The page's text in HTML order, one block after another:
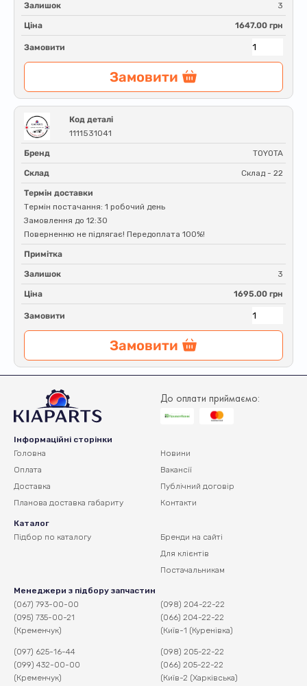
Залишок 3
Ціна 1647.00 грн
Замовити
Замовити
Код деталі
1111531041
Бренд TOYOTA
Склад Склад - 22
Термін доставки
Термін постачання: 1 робочий день
Замовлення до 12:30
Поверненню не підлягає! Передоплата 100%!
Примітка
Залишок 3
Ціна 1695.00 грн
Замовити
Замовити
До оплати приймаємо:
Інформаційні сторінки
Головна
Оплата
Доставка
Планова доставка габариту
Новини
Вакансії
Публічний договір
Контакти
Каталог
Підбор по каталогу
Бренди на сайті
Для клієнтів
Постачальникам
Менеджери з підбору запчастин
(067) 793-00-00
(095) 735-00-21
(Кременчук)
(097) 625-16-44
(099) 432-00-00
(Кременчук)
(098) 204-22-22
(066) 204-22-22
(Київ-1 (Куренівка)
(098) 205-22-22
(066) 205-22-22
(Київ-2 (Харківська)